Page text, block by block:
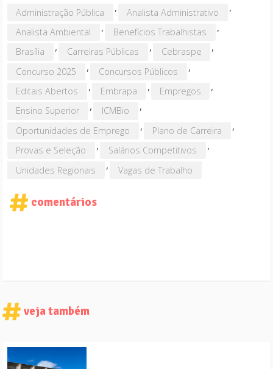
Administração Pública , Analista Administrativo ,
Analista Ambiental , Benefícios Trabalhistas ,
Brasília , Carreiras Públicas , Cebraspe ,
Concurso 2025 , Concursos Públicos ,
Editais Abertos , Embrapa , Empregos ,
Ensino Superior , ICMBio ,
Oportunidades de Emprego , Plano de Carreira ,
Provas e Seleção , Salários Competitivos ,
Unidades Regionais , Vagas de Trabalho
comentários
veja também